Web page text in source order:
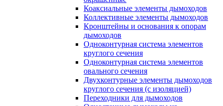
Коаксиальные элементы дымоходов
Коллективные элементы дымоходов
Кронштейны и основания к опорам
дымоходов
Одноконтурная система элементов
круглого сечения
Одноконтурная система элементов
овального сечения
Двухконтурные элементы дымоходов
круглого сечения (с изоляцией)
Переходники для дымоходов